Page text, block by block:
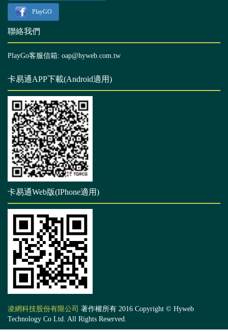
PlayGO
聯絡我們
PlayGo客服信箱: oap@hyweb.com.tw
卡易通APP下載(Android適用)
卡易通Web版(IPhone適用)
凌網科技股份有限公司 著作權所有 2016 Copyright © Hyweb
Technology Co Ltd. All Rights Reserved.